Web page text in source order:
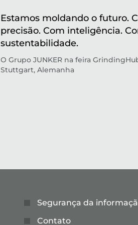
Estamos moldando o futuro.
precisão. Com inteligência.
sustentabilidade.
O Grupo JUNKER na feira
Stuttgart, Alemanha
Segurança da
Contato